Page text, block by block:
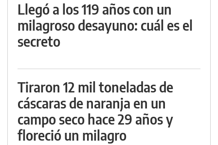
Llegó a los 119 años con un
milagroso desayuno: cuál es el
secreto
Tiraron 12 mil toneladas de
cáscaras de naranja en un
campo seco hace 29 años y
floreció un milagro